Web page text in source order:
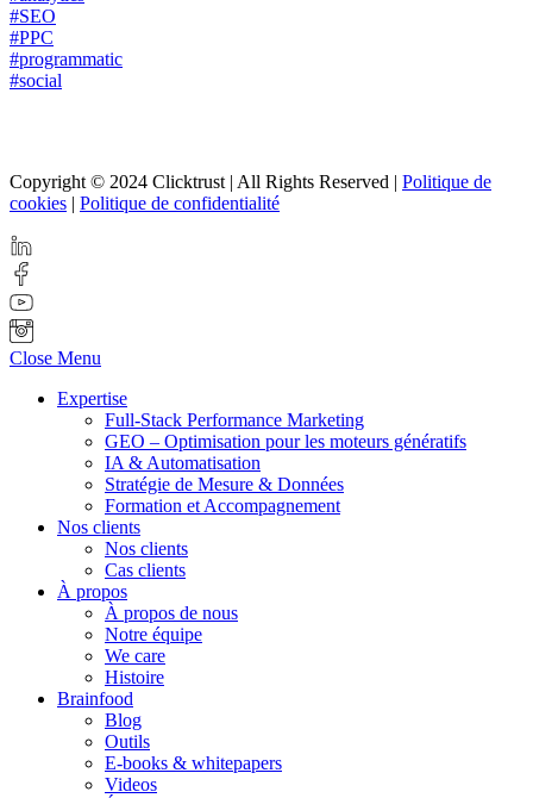
#SEO
#PPC
#programmatic
#social
Copyright © 2024 Clicktrust | All Rights Reserved | Politique de
cookies | Politique de confidentialité
Close Menu
Expertise
Full-Stack Performance Marketing
GEO – Optimisation pour les moteurs génératifs
IA & Automatisation
Stratégie de Mesure & Données
Formation et Accompagnement
Nos clients
Nos clients
Cas clients
À propos
À propos de nous
Notre équipe
We care
Histoire
Brainfood
Blog
Outils
E-books & whitepapers
Videos